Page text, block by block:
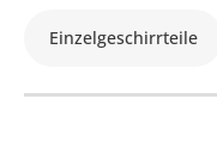
Einzelgeschirrteile